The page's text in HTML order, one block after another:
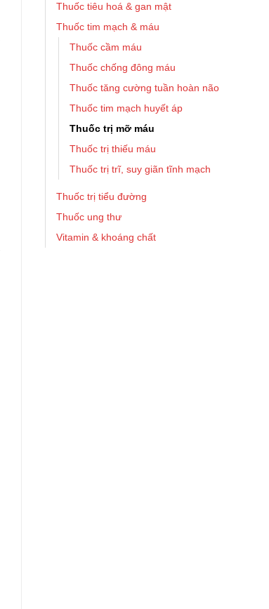
Thuốc tiêu hoá & gan mật
Thuốc tim mạch & máu
Thuốc cầm máu
Thuốc chống đông máu
Thuốc tăng cường tuần hoàn não
Thuốc tim mạch huyết áp
Thuốc trị mỡ máu
Thuốc trị thiếu máu
Thuốc trị trĩ, suy giãn tĩnh mạch
Thuốc trị tiểu đường
Thuốc ung thư
Vitamin & khoáng chất